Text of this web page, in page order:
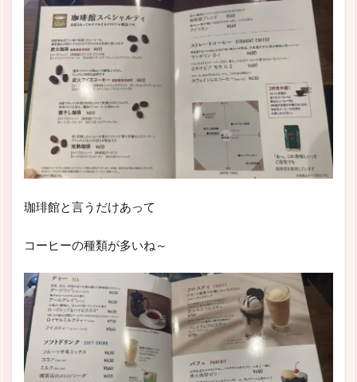
珈琲館と言うだけあって
コーヒーの種類が多いね～